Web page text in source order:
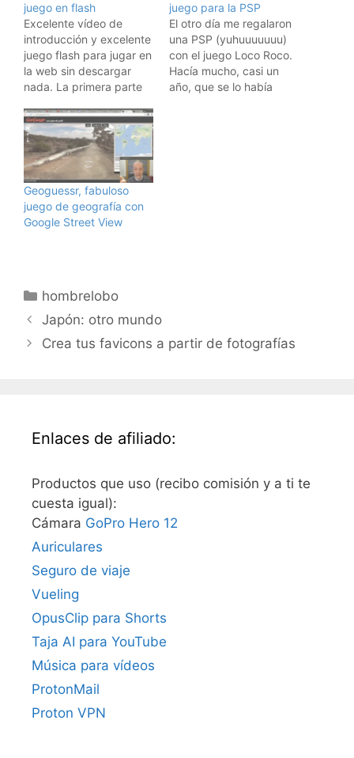
juego en flash
Excelente vídeo de
introducción y excelente
juego flash para jugar en
la web sin descargar
nada. La primera parte
que pagar. Id a
Rocketbirds Revolution
para jugarlo. Que lo
disfrutéis. Visto en
Boingboing.
juego para la PSP
El otro día me regalaron
una PSP (yuhuuuuuuu)
con el juego Loco Roco.
Hacía mucho, casi un
año, que se lo había
Geoguessr, fabuloso
juego de geografía con
Google Street View
Categorías
hombrelobo
Japón: otro mundo
Crea tus favicons a partir de fotografías
Enlaces de afiliado:
Productos que uso (recibo comisión y a ti te
cuesta igual):
Cámara GoPro Hero 12
Auriculares
Seguro de viaje
Vueling
OpusClip para Shorts
Taja AI para YouTube
Música para vídeos
ProtonMail
Proton VPN